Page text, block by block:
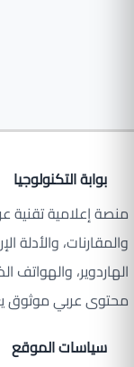
بوابة التكنولوجيا
منصة إعلامية تقنية
والمقارنات، والأدلة
الهاردوير، والهواتف
محتوى عربي موثوق
سياسات الموقع